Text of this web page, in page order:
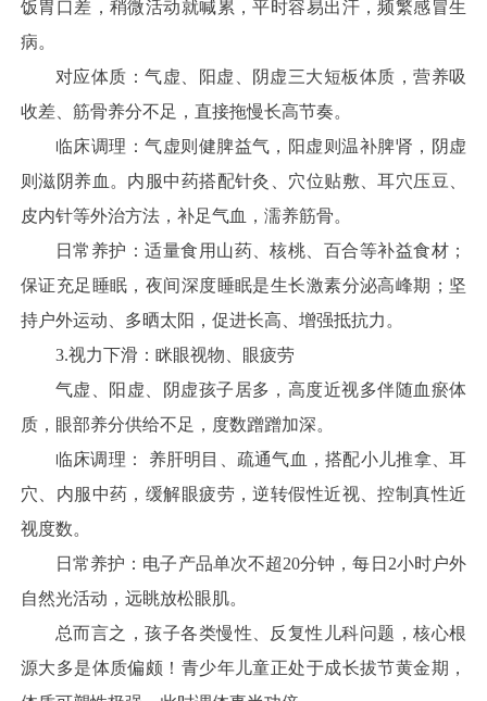
饭胃口差，稍微活动就喊累，平时容易出汗，频繁感冒生
病。
对应体质：气虚、阳虚、阴虚三大短板体质，营养吸
收差、筋骨养分不足，直接拖慢长高节奏。
临床调理：气虚则健脾益气，阳虚则温补脾肾，阴虚
则滋阴养血。内服中药搭配针灸、穴位贴敷、耳穴压豆、
皮内针等外治方法，补足气血，濡养筋骨。
日常养护：适量食用山药、核桃、百合等补益食材；
保证充足睡眠，夜间深度睡眠是生长激素分泌高峰期；坚
持户外运动、多晒太阳，促进长高、增强抵抗力。
3.视力下滑：眯眼视物、眼疲劳
气虚、阳虚、阴虚孩子居多，高度近视多伴随血瘀体
质，眼部养分供给不足，度数蹭蹭加深。
临床调理： 养肝明目、疏通气血，搭配小儿推拿、耳
穴、内服中药，缓解眼疲劳，逆转假性近视、控制真性近
视度数。
日常养护：电子产品单次不超20分钟，每日2小时户外
自然光活动，远眺放松眼肌。
总而言之，孩子各类慢性、反复性儿科问题，核心根
源大多是体质偏颇！青少年儿童正处于成长拔节黄金期，